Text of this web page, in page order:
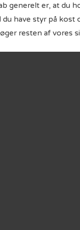
generelt er, at du
have styr på kost
resten af vores